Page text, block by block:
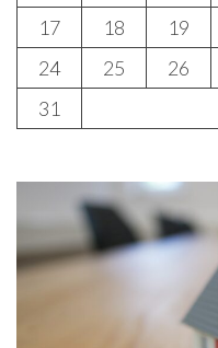
17
18 19
24
25 26
31